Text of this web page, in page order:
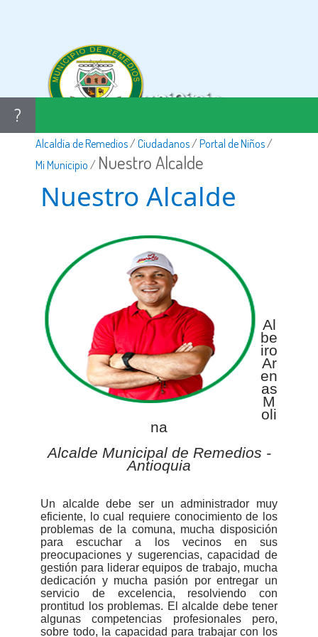
Mi Municipio
?
Alcaldía de Remedios/ Ciudadanos/ Portal de Niños/
Mi Municipio / Nuestro Alcalde
Nuestro Alcalde​
Al
be
iro
Ar
en
as
M
oli
na
Alcalde​ Municipal de Remedios -
Antioquia
Un alcalde debe ser un administrador muy
eficiente, lo cual requiere conocimiento de los
problemas de la comuna, mucha disposición
para escuchar a los vecinos en sus
preocupaciones y sugerencias, capacidad de
gestión para liderar equipos de trabajo, mucha
dedicación y mucha pasión por entregar un
servicio de excelencia, resolviendo con
prontitud los problemas. El alcalde debe tener
algunas competencias profesionales pero,
sobre todo, la capacidad para trabajar con los